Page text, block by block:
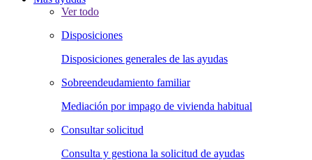
Ver todo
Disposiciones
Disposiciones generales de las ayudas
Sobreendeudamiento familiar
Mediación por impago de vivienda habitual
Consultar solicitud
Consulta y gestiona la solicitud de ayudas